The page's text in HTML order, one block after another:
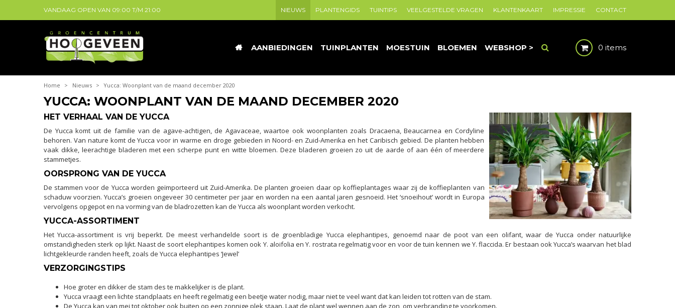
Home > Nieuws > Yucca: Woonplant van de maand december 2020
VANDAAG OPEN VAN 09:00 T/M 21:00
AANBIEDINGEN TUINPLANTEN MOESTUIN BLOEMEN WEBSHOP >
NIEUWS PLANTENGIDS TUINTIPS VEELGESTELDE VRAGEN KLANTENKAART IMPRESSIE CONTACT
0 items
YUCCA: WOONPLANT VAN DE MAAND DECEMBER 2020
HET VERHAAL VAN DE YUCCA
De Yucca komt uit de familie van de agave-achtigen, de Agavaceae, waartoe ook woonplanten zoals Dracaena, Beaucarnea en Cordyline
behoren. Van nature komt de Yucca voor in warme en droge gebieden in Noord- en Zuid-Amerika en het Caribisch gebied. De planten hebben
vaak dikke, leerachtige bladeren met een scherpe punt en witte bloemen. Deze bladeren groeien zo uit de aarde of aan één of meerdere
stammetjes.
OORSPRONG VAN DE YUCCA
De stammen voor de Yucca worden geïmporteerd uit Zuid-Amerika. De planten groeien daar op koffieplantages waar zij de koffieplanten van
schaduw voorzien. Yucca’s groeien ongeveer 30 centimeter per jaar en worden na een aantal jaren gesnoeid. Het ‘snoeihout’ wordt in Europa
vervolgens opgepot en na vorming van de bladrozetten kan de Yucca als woonplant worden verkocht.
YUCCA-ASSORTIMENT
Het Yucca-assortiment is vrij beperkt. De meest verhandelde soort is de groenbladige Yucca elephantipes, genoemd naar de poot van een olifant, waar de Yucca onder natuurlijke
omstandigheden sterk op lijkt. Naast de soort elephantipes komen ook Y. aloifolia en Y. rostrata regelmatig voor en voor de tuin kennen we Y. flaccida. Er bestaan ook Yucca’s waarvan het blad
lichtgekleurde randen heeft, zoals de Yucca elephantipes ‘Jewel’
VERZORGINGSTIPS
Hoe groter en dikker de stam des te makkelijker is de plant.
Yucca vraagt een lichte standplaats en heeft regelmatig een beetje water nodig, maar niet te veel want dat kan leiden tot rotten van de stam.
De Yucca kan van mei tot oktober ook buiten op een zonnige plek staan. Laat de plant wel wennen aan de zon, om verbranding te voorkomen.